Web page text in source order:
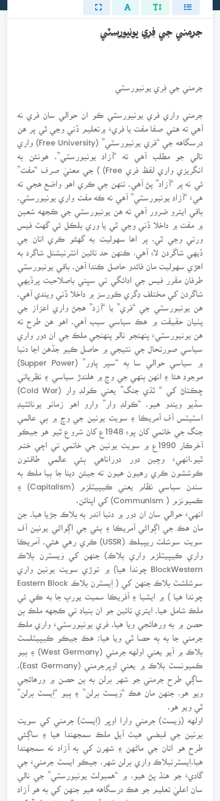
جرمني جي فِري يونيورسٽي
جرمني واري فري يونيورسٽي ڪو ان حوالي سان فري نه
آهي ته هتي صفا مفت يا فريءَ ۾تعليم ڏني وڃي ٿي پر هن
درسگاهه جي “فري يونيورسٽي” (Free University) واري
نالي جو مطلب آهي ته “آزاد يونيورسٽي”. هونئن به
انگريزي واري لفظ فري Free) ) جي معنيٰ صرف “مفت”
ئي نه پر “آزاد” پڻ آهي. تنهن جي ڪري اهو واضع هجي ته
هيءَ “آزاد يونيورسٽي” آهي نه ڪه مفت واري يونيورسٽي.
باقي ايترو ضرور آهي ته هن يونيورسٽي جي ڪجهه شعبن
۾ مفت ۾ داخلا ڏني وڃي ٿي يا وري بلڪل ئي گهٽ فيس
ورتي وڃي ٿي، پر اها سهوليت به گهڻو ڪري اتان جي
ڏيهي شاگردن لاءِ آهي، ڪنهن حد تائين انٽرنيشنل شاگرد به
اهڙي سهوليت مان فائدو حاصل ڪندا آهن. باقي يونيورسٽي
طرفان مقرر فيس جي ادائگي تي سڀني باصلاحيت پرڏيهي
شاگردن کي مختلف ڊگري ڪورسز ۾ داخلا ڏني ويندي آهي.
هن يونيورسٽي جي “فري” يا “آزد” هجڻ واري اعزاز جي
پٺيان حقيقت ۾ هڪ سياسي سبب آهي. اهو هن طرح ته
هن يونيورسٽيءَ پنهنجو نالو پنهنجي ملڪ جي ان دور واري
سياسي صورتحال جي نتيجي ۾ حاصل ڪيو جڏهن اڃا دنيا
۾ سياسي حوالي سا ٻه “سپر پاور” (Supper Power)
موجود هئا ۽ انهن ٻنهي جي وچ ۾ هلندڙ سياسي ۽ نظرياتي
ڇڪتاڻ کي “ ٿڌي جنگ” يعني ڪولڊ وار (Cold War)
سڏيو ويندو هيو. “ڪولڊ وار” وارو اهو زمانو يونائٽيڊ
اسٽيٽس آف آمريڪا ۽ سويت يونين جي وچ ۾ ٻي عالمي
جنگ جي خاتمي کان پوءِ 1948ع کان شروع ٿيو هو جيڪو
آخرڪار 1990ع ۾ سويت يونين جي خاتمي تي اچي ختم
ٿيو.انهيءَ وچين دور دوراناهي ٻئي عالمي طاقتون
ڪوششون ڪري رهيون هيون ته جيئن دينا جا ٻيا ملڪ به
سندن سياسي نظام يعني ڪيپيٽلزم (Capitalism) ۽
ڪميونزم ( Communism) کي اپنائن.
انهيءَ حوالي سان ان دور ۾ دنيا اندر ٻه بلاڪ جڙيا هيا. جن
مان هڪ جي اڳواڻي آمريڪا ۽ ٻئي جي اڳواڻي يونين آف
سويت سوشلٽ ريپبلڪ (USSR) ڪري رهي هئي. آمريڪا
واري ڪيپيٽلزم واري بلاڪ) جنهن کي وَيسٽرن بلاڪ
BlockWestern چوندا هيا) ۾ توڙي سويت يونين واري
چوندا هيا ) ۾ ايشيا ۽ آفريڪا سميت يورپ جا به ڪي ئي
ملڪ شامل هيا. ايتري تائين جو ان بنياد تي ڪجهه ملڪ ٻن
حصن ۾ به ورهائجي ويا هيا. فري يونيورسٽيءَ واري ملڪ
جرمني جا به ٻه حصا ٿي ويا هيا؛ هڪ جيڪو ڪيپيٽلسٽ
بلاڪ ۾ آيو يعني اولهه جرمني (West Germany) ۽ ٻيو
ڪميونسٽ بلاڪ ۾ يعني اوڀرجرمني (East Germany).
ساڳي طرح جرمني جو شهر برلن به ٻن حصن ۾ ورهائجي
ويو هو، جنهن مان هڪ “وَيسٽ برلن” ۽ ٻيو “اِيسٽ برلن”
اولهه (وَيسٽ) جرمني وارا اوڀر (اِيسٽ) جرمني کي سويت
يونين جي قبضي هيٺ آيل ملڪ سمجهندا هيا ۽ ساڳئي
طرح هو اتان جي ماڻهن ۽ شهرن کي به آزاد نه سمجهندا
هيا.اِيسٽرنبلاڪ واري برلن شهر، جيڪو ايسٽ جرمنيءَ جي
گاديءَ جو هنڌ پڻ هيو، ۾ “همبولٽ يونيورسٽي” جي نالي
سان اعليٰ تعليم جو هڪ درسگاهه هيو جنهن کي به هو آزاد
يونيورسٽي نه سمجهندا هيا. جڏهن ته “وَيسٽ برلن” کي